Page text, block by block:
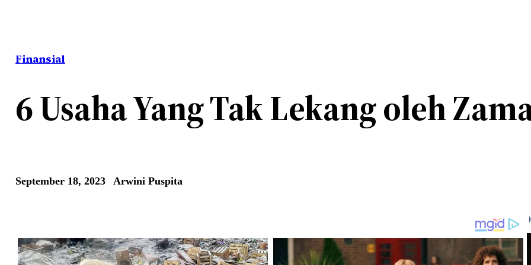
Finansial
6 Usaha Yang Tak Lekang oleh
September 18, 2023 Arwini Puspita